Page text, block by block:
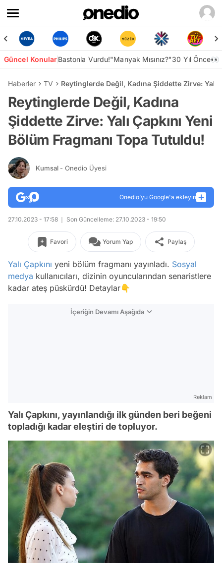
Güncel KonularBastonla Vurdu!"Manyak Mısınız?"30 Yıl Önce👀
Haberler TV Reytinglerde Değil, Kadına Şiddette Zirve: Yalı
Reytinglerde Değil, Kadına
Şiddette Zirve: Yalı Çapkını Yeni
Bölüm Fragmanı Topa Tutuldu!
Kumsal - Onedio Üyesi
Onedio’yu Google'a ekleyin
27.10.2023 - 17:58 Son Güncelleme: 27.10.2023 - 19:50
Favori Yorum Yap Paylaş
Yalı Çapkını yeni bölüm fragmanı yayınladı. Sosyal
medya kullanıcıları, dizinin oyuncularından senaristlere
kadar ateş püskürdü! Detaylar👇
İçeriğin Devamı Aşağıda
Reklam
Yalı Çapkını, yayınlandığı ilk günden beri beğeni
topladığı kadar eleştiri de topluyor.